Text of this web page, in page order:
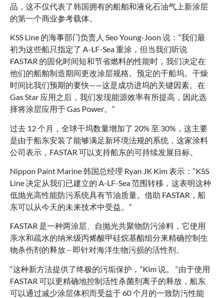
品，这不仅代表了韩国拥有的船舶和液化石油气上新涂层
的第一个商业参考载体。
KSS Line 的海事部门负责人 Seo Young-Joon 说：“我们最
初为这些船只指定了 A-LF-Sea 重涂，但当我们听说
FASTAR 的固化时间短和节省燃料的性能时，我们决定在
他们的船舶制造期间更改涂层规格。预定的干船坞。干燥
时间比我们预期的要快——这是成功进坞的关键因素。在
Gas Star 应用之后，我们发现能源效率有所提高，因此选
择将涂层应用于 Gas Power。”
过去 12 个月，全球干坞数量增加了 20% 至 30%，这主要
是由于船东安装了能够满足新环境法规的系统，这家涂料
公司表示，FASTAR 可以支持船东的可持续发展目标。
Nippon Paint Marine 韩国总经理 Ryan JK Kim 表示：“KSS
Line 决定从我们已建立的 A-LF-Sea 范围转移，这表明这种
低抛光高性能防污系统具有节油质量。借助 FASTAR，船
东可以从今天的未来技术中受益。”
FASTAR 是一种两涂层、自抛光共聚物防污涂料，它使用
亲水和疏水的纳米级丙烯酸甲硅烷基酯组分来精确控制生
物杀伤剂的释放 – 即针对海洋生物污损的活性剂。
“这种新方法提供了终极的污垢保护，”Kim 说。 “由于使用
FASTAR 可以更精确地控制活性杀菌剂离子的释放，船东
可以通过减少涂层体积而受益于 60 个月的一致防污性能